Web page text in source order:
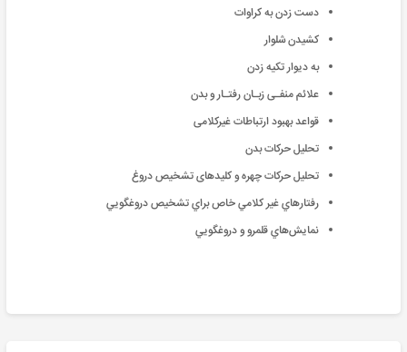
دﺳﺖ زدن ﺑﻪ ﮐﺮاوات
ﮐﺸﯿﺪن ﺷﻠﻮار
ﺑﻪ دﯾﻮار ﺗﮑﯿﻪ زدن
علائم منفـی زبـان رفتـار و بدن
قواعد بهبود ارتباطات غیرکلامی
تحلیل حرکات بدن
تحلیل حرکات چهره و کلیدهای تشخیص دروغ
رفتارهاي غير كلامي خاص براي تشخيص دروغگويي
نمايش‌هاي قلمرو و دروغگويي